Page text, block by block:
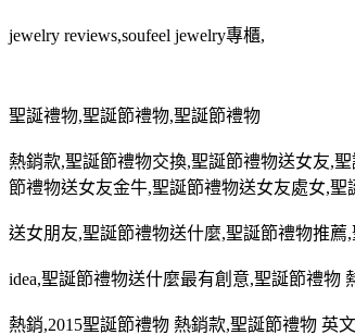
jewelry reviews,soufeel jewelry專櫃,
聖誕禮物,聖誕節禮物,聖誕節禮物
熱銷款,聖誕節禮物交換,聖誕節禮物送女友,聖
節禮物送女友金牛,聖誕節禮物送女友處女,聖
送女朋友,聖誕節禮物送什麼,聖誕節禮物推薦,
idea,聖誕節禮物送什麼最有創意,聖誕節禮物
熱銷,2015聖誕節禮物 熱銷款,聖誕節禮物 英文